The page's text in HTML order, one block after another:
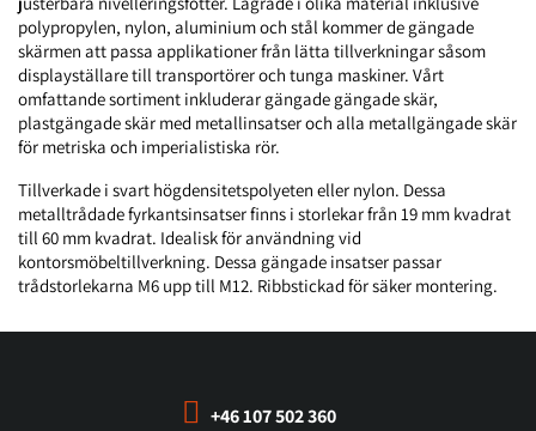
polypropylen, nylon, aluminium och stål kommer de gängade
skärmen att passa applikationer från lätta tillverkningar såsom
displayställare till transportörer och tunga maskiner. Vårt
omfattande sortiment inkluderar gängade gängade skär,
plastgängade skär med metallinsatser och alla metallgängade skär
för metriska och imperialistiska rör.
Tillverkade i svart högdensitetspolyeten eller nylon. Dessa
metalltrådade fyrkantsinsatser finns i storlekar från 19 mm kvadrat
till 60 mm kvadrat. Idealisk för användning vid
kontorsmöbeltillverkning. Dessa gängade insatser passar
trådstorlekarna M6 upp till M12. Ribbstickad för säker montering.
+46 107 502 360